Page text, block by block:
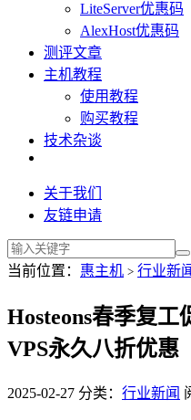
LiteServer优惠码
AlexHost优惠码
测评文章
主机教程
使用教程
购买教程
技术杂谈
关于我们
友链申请
当前位置： 惠主机 > 行业新
Hosteons春季复工
VPS永久八折优惠
2025-02-27 分类： 行业新闻